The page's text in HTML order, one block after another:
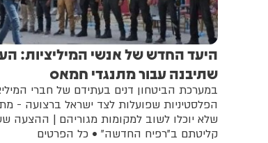
היעד החדש של אנשי המיליציות:
שתיבנה עבור מתנגדי חמאס
במערכת הביטחון דנים בעתידם של חברי
הפלסטיניות שפועלות לצד ישראל ברצועה -
שלא יוכלו לשוב למקומות מגוריהם | ההצעה
קליטתם ב"רפיח החדשה" • כל הפרטים